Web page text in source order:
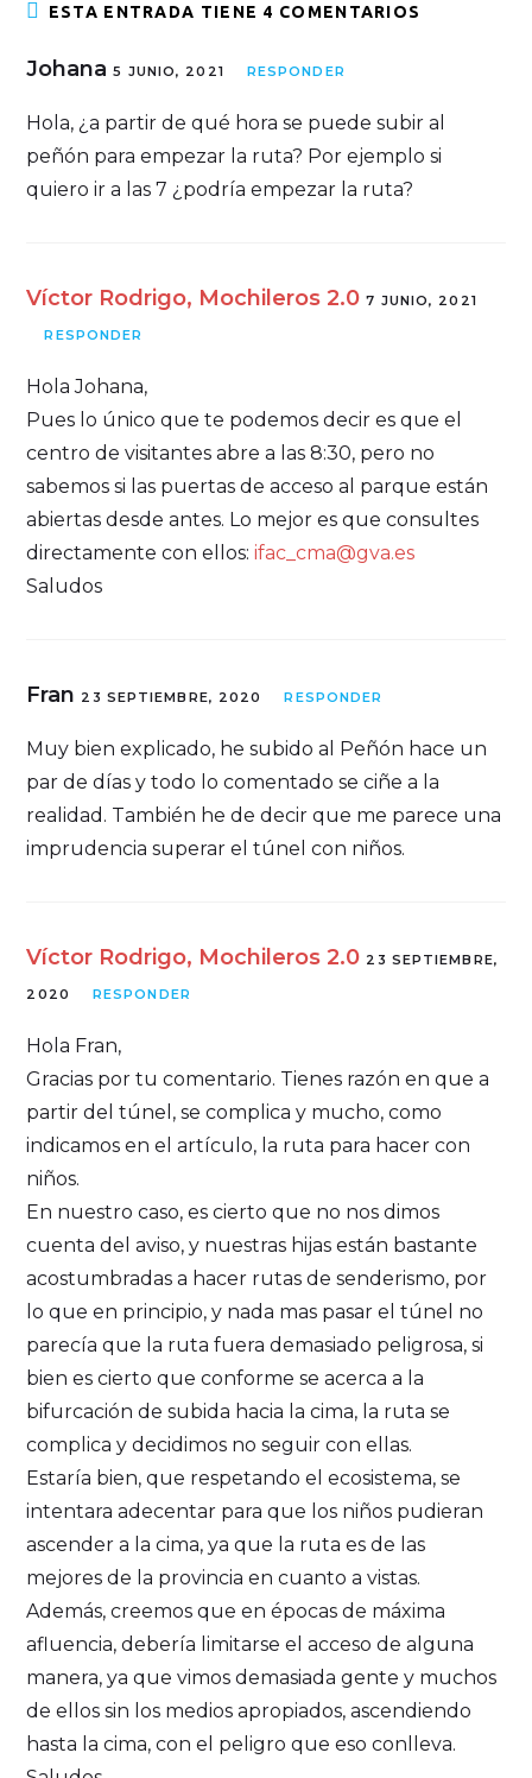
ESTA ENTRADA TIENE 4 COMENTARIOS
Johana5 JUNIO, 2021 RESPONDER
Hola, ¿a partir de qué hora se puede subir al
peñón para empezar la ruta? Por ejemplo si
quiero ir a las 7 ¿podría empezar la ruta?
Víctor Rodrigo, Mochileros 2.0 7 JUNIO, 2021
RESPONDER
Hola Johana,
Pues lo único que te podemos decir es que el
centro de visitantes abre a las 8:30, pero no
sabemos si las puertas de acceso al parque están
abiertas desde antes. Lo mejor es que consultes
directamente con ellos:ifac_cma@gva.es
Saludos
Fran 23 SEPTIEMBRE, 2020 RESPONDER
Muy bien explicado, he subido al Peñón hace un
par de días y todo lo comentado se ciñe a la
realidad. También he de decir que me parece una
imprudencia superar el túnel con niños.
Víctor Rodrigo, Mochileros 2.0 23 SEPTIEMBRE,
2020 RESPONDER
Hola Fran,
Gracias por tu comentario. Tienes razón en que a
partir del túnel, se complica y mucho, como
indicamos en el artículo, la ruta para hacer con
niños.
En nuestro caso, es cierto que no nos dimos
cuenta del aviso, y nuestras hijas están bastante
acostumbradas a hacer rutas de senderismo, por
lo que en principio, y nada mas pasar el túnel no
parecía que la ruta fuera demasiado peligrosa, si
bien es cierto que conforme se acerca a la
bifurcación de subida hacia la cima, la ruta se
complica y decidimos no seguir con ellas.
Estaría bien, que respetando el ecosistema, se
intentara adecentar para que los niños pudieran
ascender a la cima, ya que la ruta es de las
mejores de la provincia en cuanto a vistas.
Además, creemos que en épocas de máxima
afluencia, debería limitarse el acceso de alguna
manera, ya que vimos demasiada gente y muchos
de ellos sin los medios apropiados, ascendiendo
hasta la cima, con el peligro que eso conlleva.